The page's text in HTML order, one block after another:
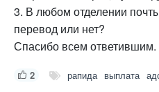
3. В любом отделении
перевод или нет?
Спасибо всем ответившим.
2 рапида выплата